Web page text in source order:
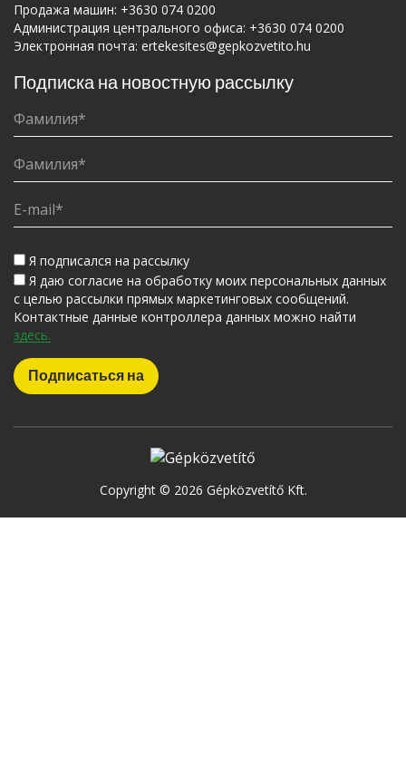
Продажа машин: +3630 074 0200
Администрация центрального офиса: +3630 074 0200
Электронная почта: ertekesites@gepkozvetito.hu
Подписка на новостную рассылку
Я подписался на рассылку
Я даю согласие на обработку моих персональных данных
с целью рассылки прямых маркетинговых сообщений.
Контактные данные контроллера данных можно найти
здесь.
Copyright © 2026 Gépközvetítő Kft.